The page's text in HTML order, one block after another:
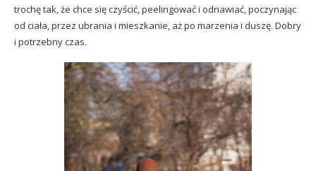
trochę tak, że chce się czyścić, peelingować i odnawiać, poczynając
od ciała, przez ubrania i mieszkanie, aż po marzenia i duszę. Dobry
i potrzebny czas.